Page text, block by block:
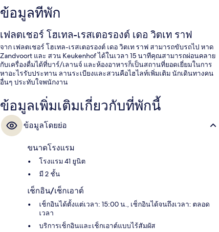
ข้อมูลที่พัก
เฟลตเชอร์ โฮเทล-เรสเตอรองต์ เดอ วิตเท ราฟ
จาก เฟลตเชอร์ โฮเทล-เรสเตอรองต์ เดอ วิตเท ราฟ สามารถขับรถไป หาด
Zandvoort และ สวน Keukenhof ได้ในเวลา 15 นาทีคุณสามารถผ่อนคลาย
กับเครื่องดื่มได้ที่บาร์/เลานจ์ และห้องอาหารก็เป็นสถานที่ยอดเยี่ยมในการ
หาอะไรรับประทาน ลานระเบียงและสวนคือไฮไลท์เพิ่มเติม นักเดินทางคน
อื่นๆ ประทับใจพนักงาน
ข้อมูลเพิ่มเติมเกี่ยวกับที่พักนี้
ข้อมูลโดยย่อ
ขนาดโรงแรม
โรงแรม 41 ยูนิต
มี 2 ชั้น
เช็กอิน/เช็กเอาต์
เช็กอินได้ตั้งแต่เวลา: 15:00 น., เช็กอินได้จนถึงเวลา: ตลอด
เวลา
บริการเช็กอินและเช็กเอาต์แบบไร้สัมผัส